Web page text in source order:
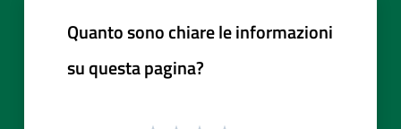
Quanto sono chiare le informazioni
su questa pagina?